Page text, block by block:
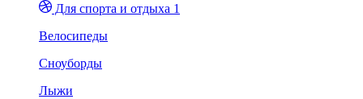
Для спорта и отдыха 1
Велосипеды
Сноуборды
Лыжи